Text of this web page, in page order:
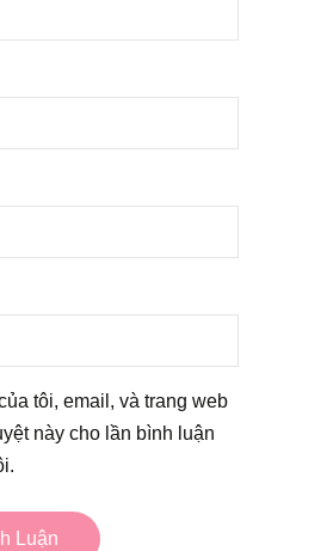
tôi, email, và trang web
này cho lần bình luận